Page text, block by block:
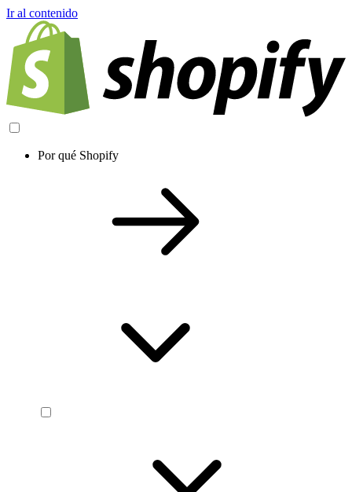
Ir al contenido
Por qué Shopify